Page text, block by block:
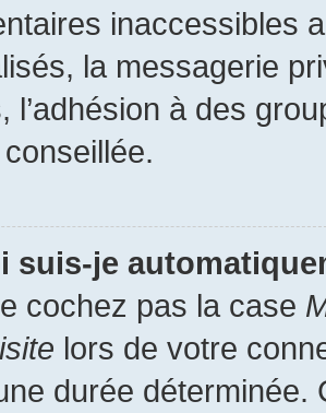
inaccessibles
la messagerie
l’adhésion à des
suis-je
cochez pas la case
lors de votre
durée déterminée.